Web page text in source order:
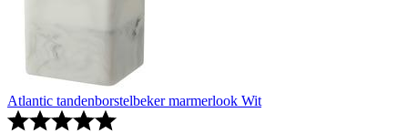
Atlantic tandenborstelbeker marmerlook Wit